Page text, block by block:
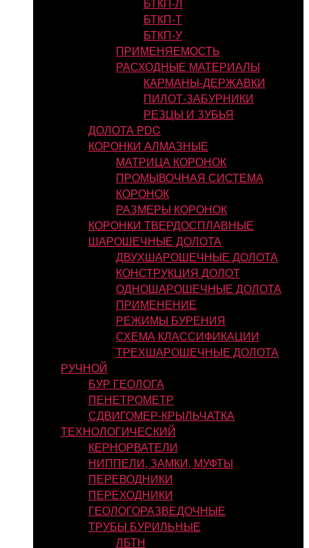
БТКП-Т
БТКП-У
ПРИМЕНЯЕМОСТЬ
РАСХОДНЫЕ МАТЕРИАЛЫ
КАРМАНЫ-ДЕРЖАВКИ
ПИЛОТ-ЗАБУРНИКИ
РЕЗЦЫ И ЗУБЬЯ
ДОЛОТА PDC
КОРОНКИ АЛМАЗНЫЕ
МАТРИЦА КОРОНОК
ПРОМЫВОЧНАЯ СИСТЕМА
КОРОНОК
РАЗМЕРЫ КОРОНОК
КОРОНКИ ТВЕРДОСПЛАВНЫЕ
ШАРОШЕЧНЫЕ ДОЛОТА
ДВУХШАРОШЕЧНЫЕ ДОЛОТА
КОНСТРУКЦИЯ ДОЛОТ
ОДНОШАРОШЕЧНЫЕ ДОЛОТА
ПРИМЕНЕНИЕ
РЕЖИМЫ БУРЕНИЯ
СХЕМА КЛАССИФИКАЦИИ
ТРЕХШАРОШЕЧНЫЕ ДОЛОТА
РУЧНОЙ
БУР ГЕОЛОГА
ПЕНЕТРОМЕТР
СДВИГОМЕР-КРЫЛЬЧАТКА
ТЕХНОЛОГИЧЕСКИЙ
КЕРНОРВАТЕЛИ
НИППЕЛИ, ЗАМКИ, МУФТЫ
ПЕРЕВОДНИКИ
ПЕРЕХОДНИКИ
ГЕОЛОГОРАЗВЕДОЧНЫЕ
ТРУБЫ БУРИЛЬНЫЕ
ЛБТН